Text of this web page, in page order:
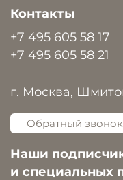
Контакты
+7 495 605 58 17
+7 495 605 58 21
г. Москва,
Обратный звонок
Наши
и специальных